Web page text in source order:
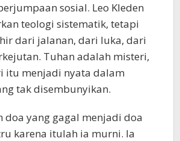
sosial. Leo Kleden
teologi sistematik, tetapi
dari jalanan, dari luka, dari
Tuhan adalah misteri,
itu menjadi nyata dalam
tak disembunyikan.
doa yang gagal menjadi doa
karena itulah ia murni. Ia